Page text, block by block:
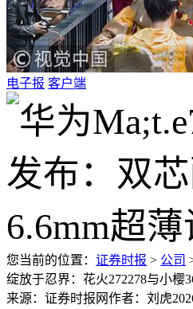
电子报 客户端
您当前的位置： 证券时报 > 公司
绽放于忍界：花火272278与小樱
来源：证券时报网作者：刘虎